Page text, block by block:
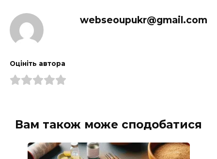
webseoupukr@gmail.com
Оцініть автора
Вам також може сподобатися